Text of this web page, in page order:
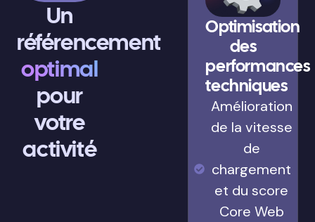
Un
référencement
optimal
pour
votre
activité
Optimisation
des
performances
techniques
Amélioration
de la vitesse
de
chargement
et du score
Core Web